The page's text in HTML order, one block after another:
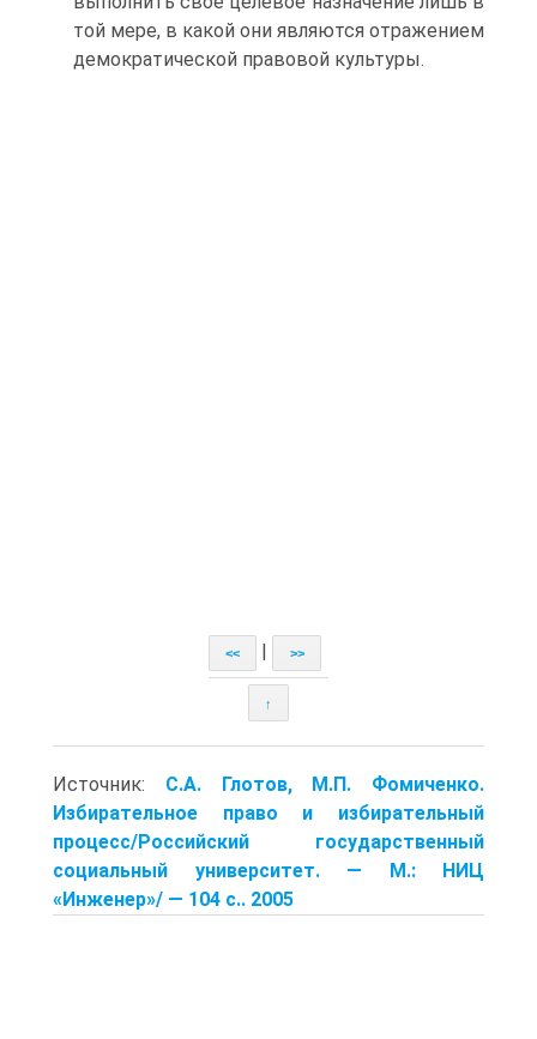
той мере, в какой они являются отражением
демократической правовой культуры.
<< >>
↑
Источник: С.А. Глотов, М.П. Фомиченко.
Избирательное право и избирательный
процесс/Российский государственный
социальный университет. — М.: НИЦ
«Инженер»/ — 104 с.. 2005